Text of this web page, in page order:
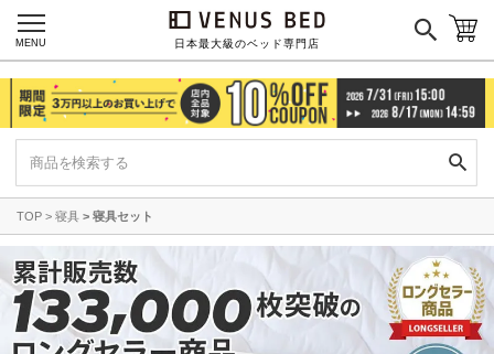
日本最大級のベッド専門店
MENU
TOP 寝具 寝具セット